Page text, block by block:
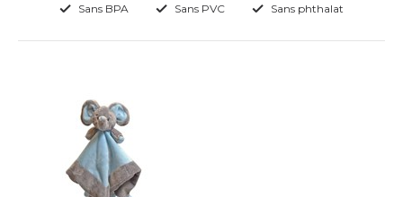
Sans BPA Sans PVC Sans phthalat